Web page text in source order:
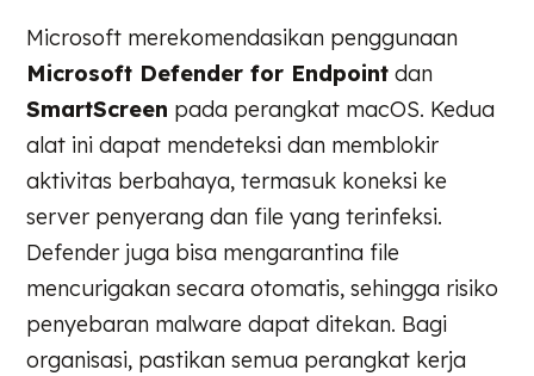
Microsoft merekomendasikan penggunaan
Microsoft Defender for Endpoint dan
SmartScreen pada perangkat macOS. Kedua
alat ini dapat mendeteksi dan memblokir
aktivitas berbahaya, termasuk koneksi ke
server penyerang dan file yang terinfeksi.
Defender juga bisa mengarantina file
mencurigakan secara otomatis, sehingga risiko
penyebaran malware dapat ditekan. Bagi
organisasi, pastikan semua perangkat kerja